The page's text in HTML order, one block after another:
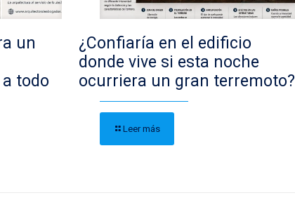
un
todo
¿Confiaría en el edificio
donde vive si esta noche
ocurriera un gran terremoto?
Leer más